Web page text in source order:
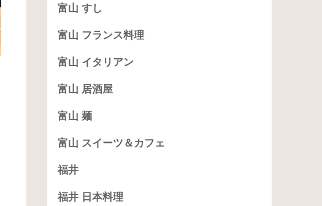
富山 すし
富山 フランス料理
富山 イタリアン
富山 居酒屋
富山 麺
富山 スイーツ＆カフェ
福井
福井 日本料理